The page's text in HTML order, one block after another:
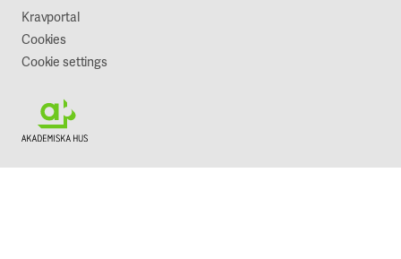
Kravportal
Cookies
Cookie settings